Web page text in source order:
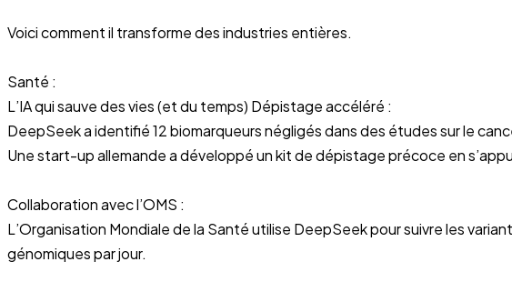
Voici comment il transforme des industries entières.
Santé :
L’IA qui sauve des vies (et du temps) Dépistage accéléré :
DeepSeek a identifié 12 biomarqueurs négligés dans des études sur le
Une start-up allemande a développé un kit de dépistage précoce en
Collaboration avec l’OMS :
L’Organisation Mondiale de la Santé utilise DeepSeek pour suivre les
génomiques par jour.